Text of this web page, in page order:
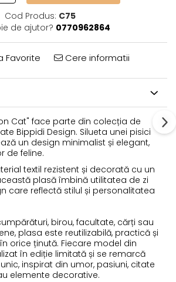
Cod Produs: C75
de ajutor? 0770962864
Favorite Cere informatii
Cat" face parte din colecția de
Bippidi Design. Silueta unei pisici
un design minimalist și elegant,
de feline.
textil rezistent și decorată cu un
plasă îmbină utilitatea de zi
care reflectă stilul și personalitatea
birou, facultate, cărți sau
plasa este reutilizabilă, practică și
orice ținută. Fiecare model din
în ediție limitată și se remarcă
inspirat din umor, pasiuni, citate
elemente decorative.